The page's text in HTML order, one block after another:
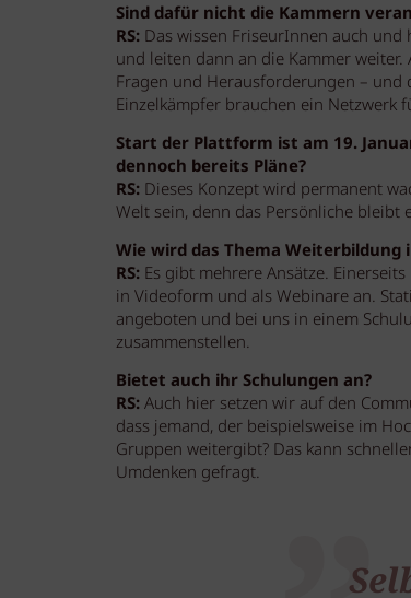
Sind dafür nicht die Kammern
RS: Das wissen FriseurInnen auch
und leiten dann an die Kammer
Fragen und Herausforderungen – und
Einzelkämpfer brauchen ein Netzwerk
Start der Plattform ist am 19.
dennoch bereits Pläne?
RS: Dieses Konzept wird permanent
Welt sein, denn das Persönliche bleibt
Wie wird das Thema
RS: Es gibt mehrere Ansätze.
in Videoform und als Webinare an.
angeboten und bei uns in einem
zusammenstellen.
Bietet auch ihr Schulungen an?
RS: Auch hier setzen wir auf den
dass jemand, der beispielsweise im
Gruppen weitergibt? Das kann
Umdenken gefragt.